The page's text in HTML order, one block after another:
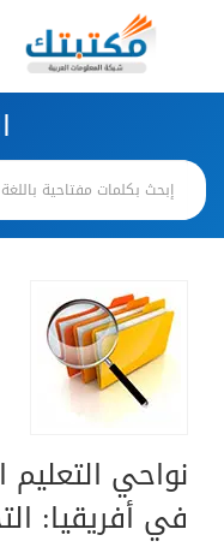
نواحي التعليم
في أفريقيا: